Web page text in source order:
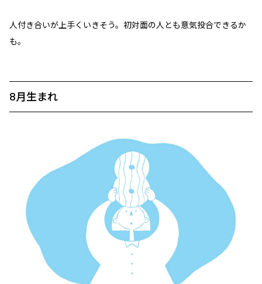
人付き合いが上手くいきそう。初対面の人とも意気投合できるか
も。
8月生まれ